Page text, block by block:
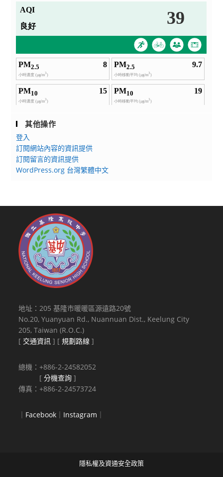
其他操作
登入
訂閱網站內容的資訊提供
訂閱留言的資訊提供
WordPress.org 台灣繁體中文
地址：205 基隆市暖暖區源遠路20號
No.20, Yuanyuan Rd., Nuannuan Dist., Keelung City
205, Taiwan (R.O.C.)
[ 交通資訊 ] [規劃路線 ]
總機：+886-2-24582052
[分機查詢 ]
傳真：+886-2-24573724
｜ Facebook ｜ Instagram ｜
隱私權及資通安全政策